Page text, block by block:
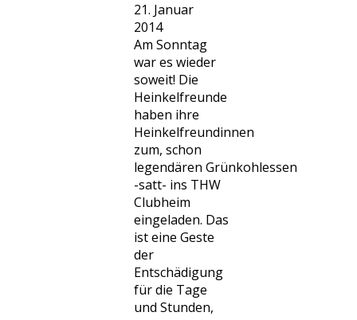
21. Januar
2014
Am Sonntag
war es wieder
soweit! Die
Heinkelfreunde
haben ihre
Heinkelfreundinnen
zum, schon
legendären Grünkohlessen
-satt- ins THW
Clubheim
eingeladen. Das
ist eine Geste
der
Entschädigung
für die Tage
und Stunden,